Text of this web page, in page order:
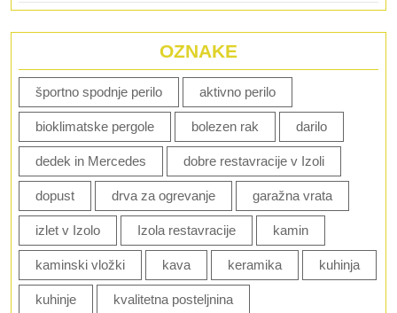
OZNAKE
športno spodnje perilo aktivno perilo
bioklimatske pergole bolezen rak darilo
dedek in Mercedes dobre restavracije v Izoli
dopust drva za ogrevanje garažna vrata
izlet v Izolo Izola restavracije kamin
kaminski vložki kava keramika kuhinja
kuhinje kvalitetna posteljnina